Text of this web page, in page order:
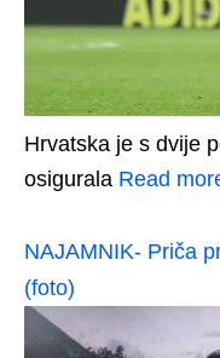
Hrvatska je s dvije
osigurala Read
NAJAMNIK- Priča
(foto)